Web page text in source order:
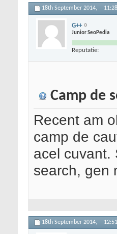
18th September 2014, 11:28
G++
Junior SeoPedia
Reputatie:
Camp de
Recent am
camp de
acel cuvant.
search, gen
18th September 2014, 12:51